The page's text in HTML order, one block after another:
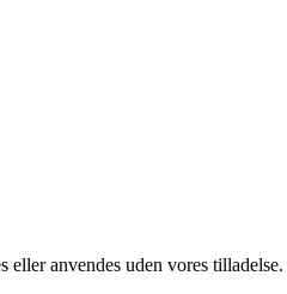
anvendes uden vores tilladelse.